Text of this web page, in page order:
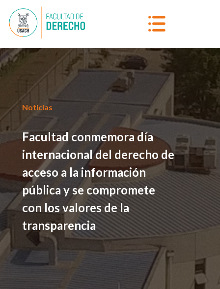
Noticias
Facultad conmemora día
internacional del derecho de
acceso a la información
pública y se compromete
con los valores de la
transparencia